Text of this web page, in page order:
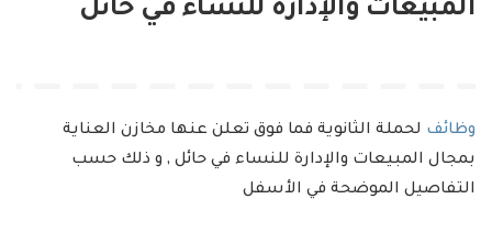
المبيعات والإدارة للنساء في حائل
وظائف لحملة الثانوية فما فوق تعلن عنها مخازن العناية
بمجال المبيعات والإدارة للنساء في حائل , و ذلك حسب
التفاصيل الموضحة في الأسفل